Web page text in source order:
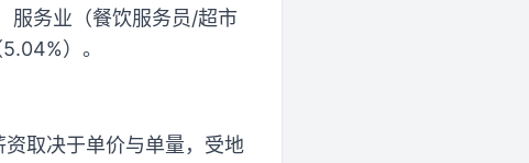
服务业（餐饮服务员/超市
）。
取决于单价与单量，受地